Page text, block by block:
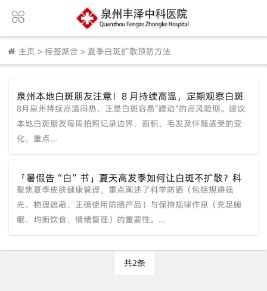
主页 > 标签聚合 > 夏季白斑扩散预防方法
泉州本地白斑朋友注意！8 月持续高温，定期观察白斑
变化，泉州中科白癜风医院助力白癜风稳定复色
8月泉州持续高温闷热，正是白斑容易"躁动"的高风险期。建议
本地白斑朋友每周拍照记录边界、面积、毛发及伴随感受的变
化，重点...
「暑假告“白”书」夏天高发季如何让白斑不扩散？科
学防晒+规律作息把青春自信找回来。
聚焦夏季皮肤健康管理，重点阐述了科学防晒（包括规避强
光、物理遮蔽、正确使用防晒产品）与保持规律作息（充足睡
眠、均衡饮食、情绪管理）的重要性。...
共2条